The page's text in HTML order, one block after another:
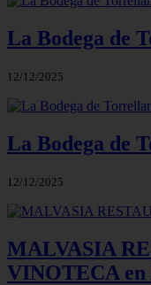
La Bodega de
12/12/2025
La Bodega de
12/12/2025
MALVASIA
VINOTECA en